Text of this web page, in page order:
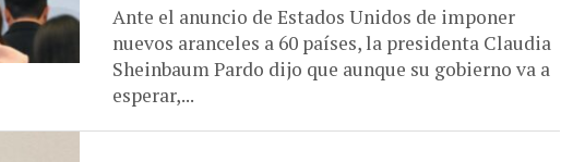
Ante el anuncio de Estados Unidos de imponer
nuevos aranceles a 60 países, la presidenta Claudia
Sheinbaum Pardo dijo que aunque su gobierno va a
esperar,...